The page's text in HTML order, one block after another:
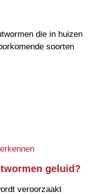
die in huizen
soorten
geluid?
veroorzaakt